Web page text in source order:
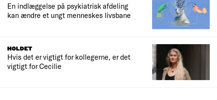
En indlæggelse på psykiatrisk afdeling
kan ændre et ungt menneskes livsbane
HOLDET
Hvis det er vigtigt for kollegerne, er det
vigtigt for Cecilie